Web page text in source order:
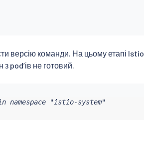
версію команди. На цьому етапі Istio
podʼів не готовий.
"istio-system"